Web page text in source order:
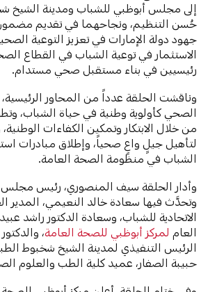
إلى مجلس أبوظبي للشباب ومدينة الشيخ
حُسن التنظيم، ونجاحهما في تقديم
جهود دولة الإمارات في تعزيز التوعية
الاستثمار في توعية الشباب في القطاع
رئيسيين في بناء مستقبل صحي مستدام.
وناقشت الحلقة عدداً من المحاور
الصحي كأولوية وطنية في حياة الشباب،
من خلال الابتكار وتمكين الكفاءات
لتأهيل جيلٍ واعٍ صحياً، وإطلاق مبادرات
الشباب في منظومة الصحة العامة.
وأدار الحلقة سيف المنصوري، رئيس مجلس
وتحدَّث فيها سعادة خالد النعيمي، المدير
الاتحادية للشباب، وسعادة الدكتور راشد
العام لمركز أبوظبي للصحة العامة،
الرئيس التنفيذي لمدينة الشيخ شخبوط
حبيبة الصفار، عميد كلية الطب والعلوم